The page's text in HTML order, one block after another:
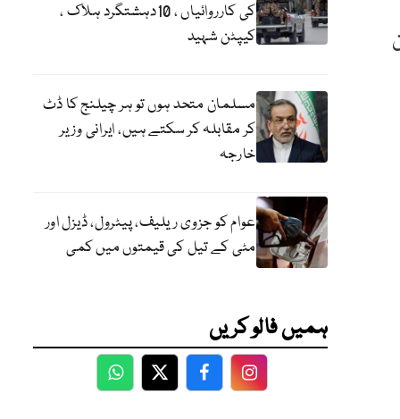
کی کارروائیاں ، 10دہشتگرد ہلاک ،
کیپٹن شہید
مسلمان متحد ہوں تو ہر چیلنج کا ڈٹ
کر مقابلہ کر سکتے ہیں، ایرانی وزیر
خارجہ
عوام کو جزوی ریلیف، پیٹرول، ڈیزل اور
مٹی کے تیل کی قیمتوں میں کمی
ہمیں فالو کریں
WhatsApp
TwitterFacebookFacebook